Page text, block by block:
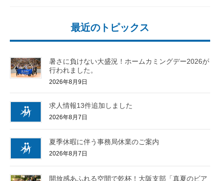
最近のトピックス
暑さに負けない大盛況！ホームカミングデー2026が
行われました。
2026年8月9日
求人情報13件追加しました
2026年8月7日
夏季休暇に伴う事務局休業のご案内
2026年8月7日
開放感あふれる空間で乾杯！大阪支部「真夏のビア